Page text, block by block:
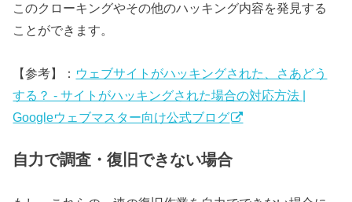
このクローキングやその他のハッキング内容を発見する
ことができます。
【参考】： ウェブサイトがハッキングされた、さあどう
する？ - サイトがハッキングされた場合の対応方法 |
Googleウェブマスター向け公式ブログ
自力で調査・復旧できない場合